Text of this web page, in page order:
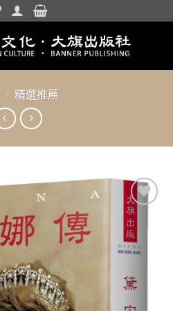
/ 精選推薦
加入
望清
單」